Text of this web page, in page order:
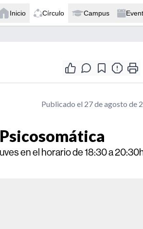
Inicio Círculo Campus
Publicado el 27 de agosto de
en el horario de 18:30 a